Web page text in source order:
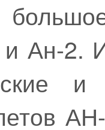
Ан-2.